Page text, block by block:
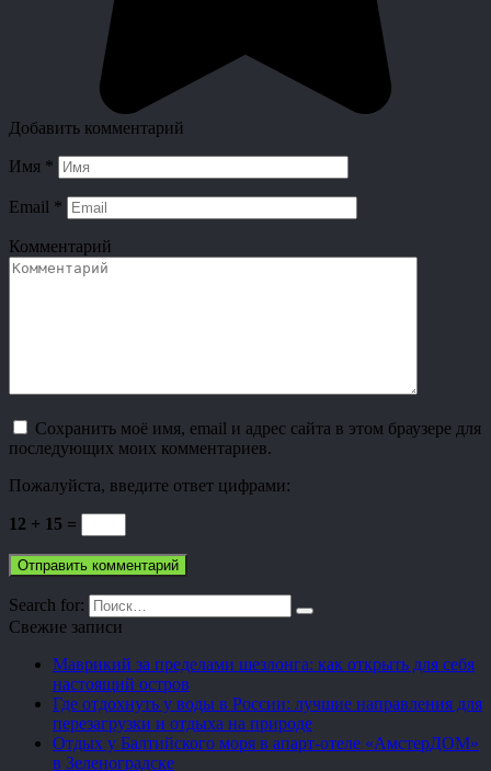
Добавить комментарий
Имя *
Email *
Комментарий
Сохранить моё имя, email и адрес сайта в этом браузере для
последующих моих комментариев.
Пожалуйста, введите ответ цифрами:
12 + 15 =
Search for:
Свежие записи
Маврикий за пределами шезлонга: как открыть для себя
настоящий остров
Где отдохнуть у воды в России: лучшие направления для
перезагрузки и отдыха на природе
Отдых у Балтийского моря в апарт-отеле «АмстерДОМ»
в Зеленоградске